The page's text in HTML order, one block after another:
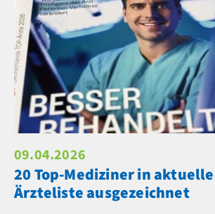
09.04.2026
20 Top-Mediziner in
Ärzteliste ausgezeichnet